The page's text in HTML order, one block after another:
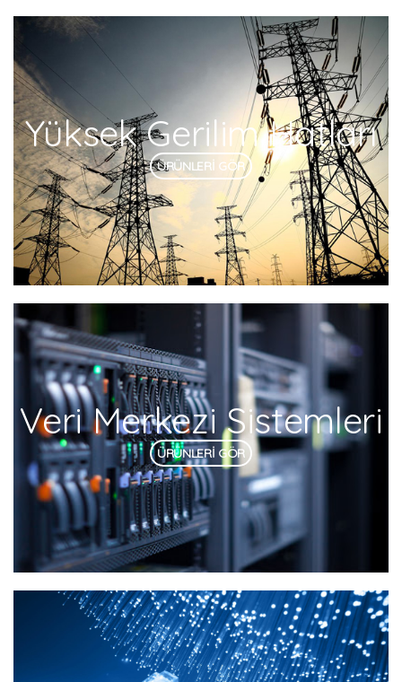
Yüksek Gerilim Hatları
ÜRÜNLERİ GÖR
Veri Merkezi Sistemleri
ÜRÜNLERİ GÖR